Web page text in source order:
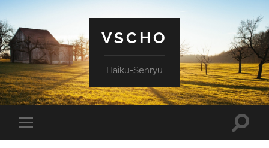
VSCHO
Haiku-Senryu
Mobile-
Menü